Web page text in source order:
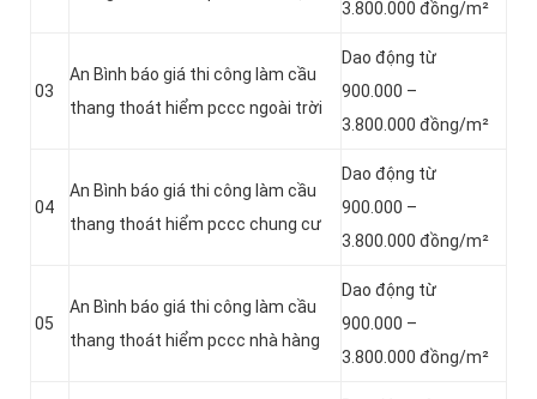
3.800.000 đồng/m²
03
An Bình báo giá thi công làm cầu
thang thoát hiểm pccc ngoài trời
Dao động từ
900.000 –
3.800.000 đồng/m²
04
An Bình báo giá thi công làm cầu
thang thoát hiểm pccc chung cư
Dao động từ
900.000 –
3.800.000 đồng/m²
05
An Bình báo giá thi công làm cầu
thang thoát hiểm pccc nhà hàng
Dao động từ
900.000 –
3.800.000 đồng/m²